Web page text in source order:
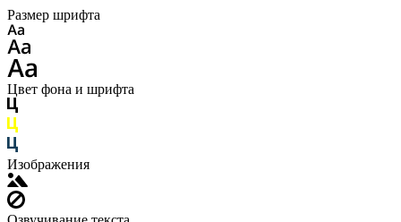
Размер шрифта
Цвет фона и шрифта
Изображения